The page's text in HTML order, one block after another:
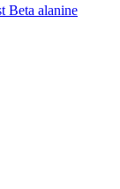
Beta alanine